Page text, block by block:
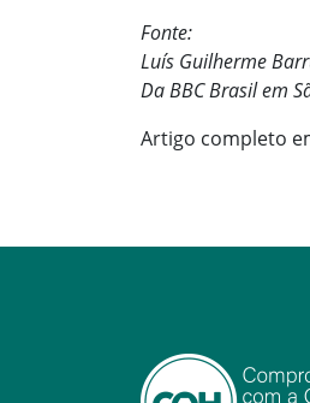
Fonte:
Luís Guilherme
Da BBC Brasil em
Artigo completo